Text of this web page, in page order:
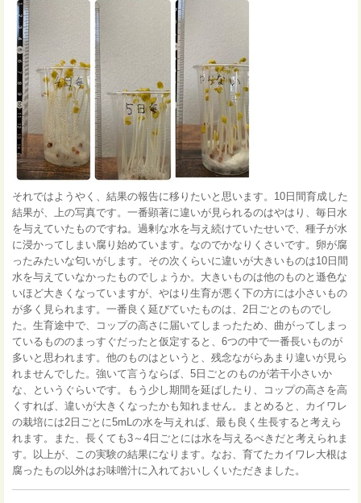
それではようやく、結果の報告に移りたいと思います。10日間育成した
結果が、上の写真です。一番顕著に違いが見られるのはやはり、毎日水
を与えていたものですね。過剰な水を与え続けていたせいで、種子が水
に浸かってしまい腐り始めています。なのでかなりくさいです。卵が腐
ったみたいな匂いがします。その次くらいに違いが大きいものは10日間
水を与えていなかったものでしょうか。大きいものは他のものと遜色な
いほど大きくなっていますが、やはり生育が悪く下の方には小さいもの
が多く見られます。一番良く延びていたものは、2日ごとのものでし
た。生育途中で、コップの高さに届いてしまったため、曲がってしまっ
ているもののまっすぐだったと仮定すると、6つの中で一番長いものが
多いと思われます。他のものはというと、残念ながらあまり違いが見ら
れませんでした。強いて言うならば、5日ごとのものが若干小さいか
な、というぐらいです。もう少し期間を延ばしたり、コップの高さを高
くすれば、違いが大きくなったかも知れません。まとめると、カイワレ
の栽培には2日ごとに5mLの水を与えれば、最も良く生長すると考えら
れます。また、長くても3～4日ごとには水を与えるべきだと考えられま
す。以上が、この実験の結果になります。なお、育てたカイワレ大根は
腐ったもの以外はお味噌汁に入れておいしくいただきました。